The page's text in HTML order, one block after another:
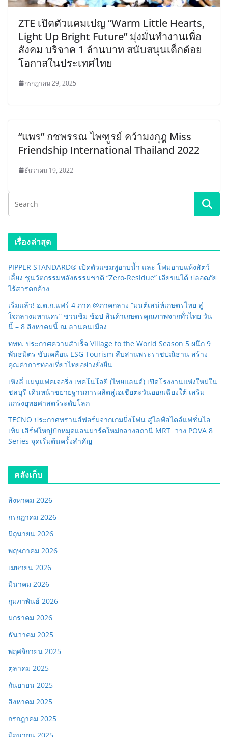
ZTE เปิดตัวแคมเปญ “Warm Little Hearts,
Light Up Bright Future” มุ่งมั่นทำงานเพื่อ
สังคม บริจาค 1 ล้านบาท สนับสนุนเด็กด้อย
โอกาสในประเทศไทย
กรกฎาคม 29, 2025
“แพร” กชพรรณ ไพฑูรย์ คว้ามงกุฎ Miss
Friendship International Thailand 2022
ธันวาคม 19, 2022
เรื่องล่าสุด
PIPPER STANDARD® เปิดตัวแชมพูอาบน้ำ และ โฟมอาบแห้งสัตว์
เลี้ยง ชูนวัตกรรมพลังธรรมชาติ “Zero-Residue” เลียขนได้ ปลอดภัย
ไร้สารตกค้าง
เริ่มแล้ว! อ.ต.ก.แฟร์ 4 ภาค @ภาคกลาง “มนต์เสน่ห์เกษตรไทย สู่
ใจกลางมหานคร” ชวนชิม ช้อป สินค้าเกษตรคุณภาพจากทั่วไทย วัน
นี้ – 8 สิงหาคมนี้ ณ ลานคนเมือง
ททท. ประกาศความสำเร็จ Village to the World Season 5 ผนึก 9
พันธมิตร ขับเคลื่อน ESG Tourism สืบสานพระราชปณิธาน สร้าง
คุณค่าการท่องเที่ยวไทยอย่างยั่งยืน
เหิงลี่ แมนูแฟคเจอริ่ง เทคโนโลยี (ไทยแลนด์) เปิดโรงงานแห่งใหม่ใน
ชลบุรี เดินหน้าขยายฐานการผลิตสู่เอเชียตะวันออกเฉียงใต้ เสริม
แกร่งยุทธศาสตร์ระดับโลก
TECNO ประกาศทรานส์ฟอร์มจากเกมมิ่งโฟน สู่ไลฟ์สไตล์แฟชั่นไอ
เท็ม เสิร์ฟใหญ่ปักหมุดแลนมาร์คใหม่กลางสถานี MRT วาง POVA 8
Series จุดเริ่มต้นครั้งสำคัญ
คลังเก็บ
สิงหาคม 2026
กรกฎาคม 2026
มิถุนายน 2026
พฤษภาคม 2026
เมษายน 2026
มีนาคม 2026
กุมภาพันธ์ 2026
มกราคม 2026
ธันวาคม 2025
พฤศจิกายน 2025
ตุลาคม 2025
กันยายน 2025
สิงหาคม 2025
กรกฎาคม 2025